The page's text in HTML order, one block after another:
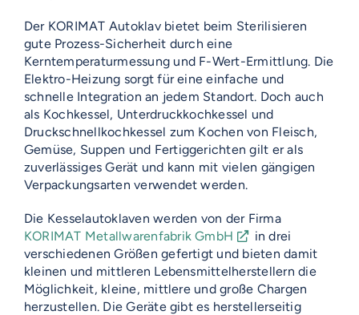
Der KORIMAT Autoklav bietet beim Sterilisieren
gute Prozess-Sicherheit durch eine
Kerntemperaturmessung und F-Wert-Ermittlung. Die
Elektro-Heizung sorgt für eine einfache und
schnelle Integration an jedem Standort. Doch auch
als Kochkessel, Unterdruckkochkessel und
Druckschnellkochkessel zum Kochen von Fleisch,
Gemüse, Suppen und Fertiggerichten gilt er als
zuverlässiges Gerät und kann mit vielen gängigen
Verpackungsarten verwendet werden.
Die Kesselautoklaven werden von der Firma
KORIMAT Metallwarenfabrik GmbH
in drei
verschiedenen Größen gefertigt und bieten damit
kleinen und mittleren Lebensmittelherstellern die
Möglichkeit, kleine, mittlere und große Chargen
herzustellen. Die Geräte gibt es herstellerseitig